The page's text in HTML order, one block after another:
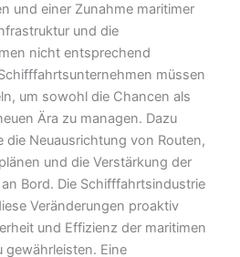
und einer Zunahme maritimer
und die
nicht entsprechend
müssen
um sowohl die Chancen als
Ära zu managen. Dazu
Neuausrichtung von Routen,
und die Verstärkung der
Bord. Die Schifffahrtsindustrie
Veränderungen proaktiv
und Effizienz der maritimen
gewährleisten. Eine